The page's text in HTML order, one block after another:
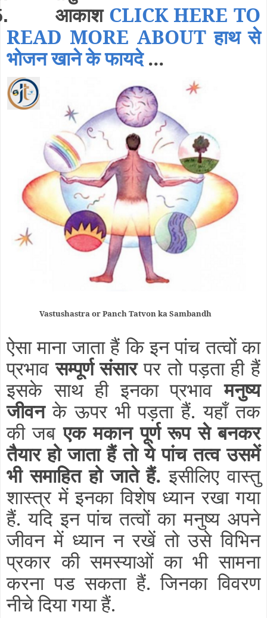
आकाश CLICK HERE TO
READ MORE ABOUT हाथ से
भोजन खाने के फायदे...
Vastushastra or Panch Tatvon ka Sambandh
ऐसा माना जाता हैं कि इन पांच तत्वों का
प्रभावसम्पूर्ण संसारपर तो पड़ता ही हैं
इसके साथ ही इनका प्रभावमनुष्य
जीवनके ऊपर भी पड़ता हैं. यहाँ तक
की जबएक मकान पूर्ण रूप से बनकर
तैयार हो जाता हैं तो ये पांच तत्व उसमें
भी समाहित हो जाते हैं. इसीलिए वास्तु
शास्त्र में इनका विशेष ध्यान रखा गया
हैं. यदि इन पांच तत्वों का मनुष्य अपने
जीवन में ध्यान न रखें तो उसे विभिन
प्रकार की समस्याओं का भी सामना
करना पड सकता हैं. जिनका विवरण
नीचे दिया गया हैं.